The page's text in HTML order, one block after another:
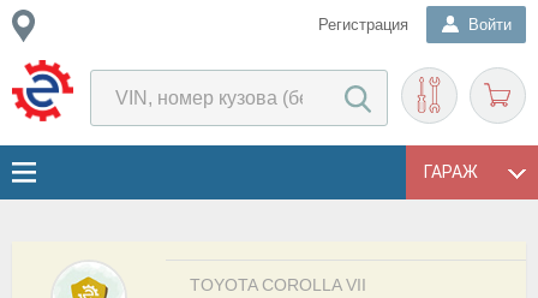
Регистрация Войти
ГАРАЖ
TOYOTA COROLLA VII